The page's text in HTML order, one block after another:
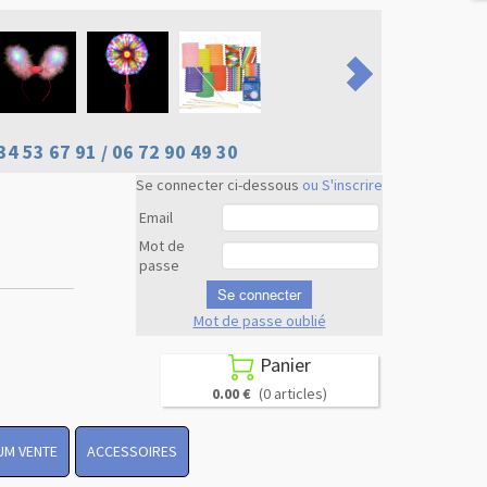
53 67 91 / 06 72 90 49 30
Se connecter ci-dessous ou S'inscrire
Email
Mot de
passe
Se connecter
Mot de passe oublié
 Panier
0.00 € (0 articles)
VENTE ACCESSOIRES